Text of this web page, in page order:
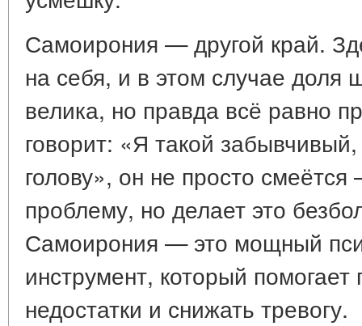
Самоирония — другой край.
на себя, и в этом случае доля
велика, но правда всё равно
говорит: «Я такой
голову», он не просто
проблему, но делает это
Самоирония — это мощный
инструмент, который
недостатки и снижать тревогу.